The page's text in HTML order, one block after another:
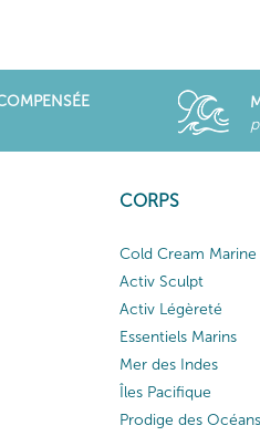
CORPS
Cold Cream Marine
Activ Sculpt
Activ Légèreté
Essentiels Marins
Mer des Indes
Îles Pacifique
Prodige des Océans